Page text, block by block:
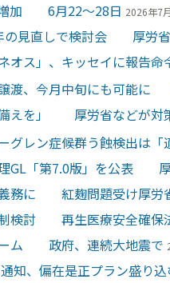
増加 6月22～28日 2026年7
の見直しで検討会 厚労
オス」、キッセイに報
渡、今月中旬にも可能
えを」 厚労省などが対
グレン症候群う蝕検出
GL「第7.0版」を公表
義務に 紅麹問題受け厚労
検討 再生医療安全確保
ーム 政府、連続大地震で
通知、偏在是正プラン盛